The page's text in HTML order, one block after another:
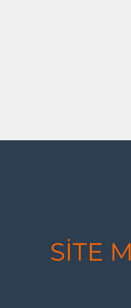
SİTE